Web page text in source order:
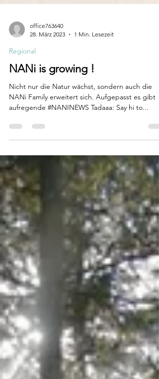
28. März 2023
1 Min. Lesezeit
Regional
NANi is growing !
Nicht nur die Natur wächst, sondern auch die
aufregende #NANINEWS Tadaaa: Say hi to...